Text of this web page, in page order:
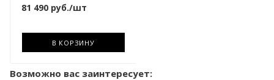
81 490 руб./шт
В КОРЗИНУ
Возможно вас заинтересует: